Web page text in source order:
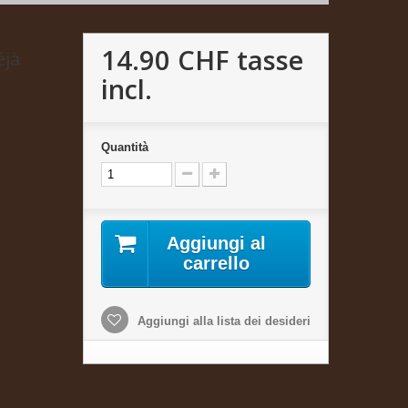
14.90 CHF tasse
incl.
Quantità
Aggiungi al
carrello
Aggiungi alla lista dei desideri